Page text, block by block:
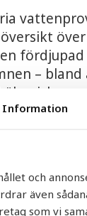
Information
och
även
som vi
–
för att
svenska